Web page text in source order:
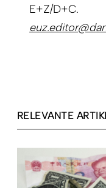
E+Z/D+C.
RELEVANTE